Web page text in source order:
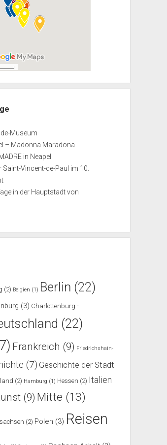
Museum
– Madonna Maradona
in Neapel
Vincent-de-Paul im 10.
in der Hauptstadt von
(2) Belgien (1) Berlin (22)
(3) Charlottenburg -
(22)
Frankreich (9) Friedrichshain-
(7) Geschichte der Stadt
(2) Hamburg (1) Hessen (2) Italien
(9) Mitte (13)
(2) Polen (3) Reisen